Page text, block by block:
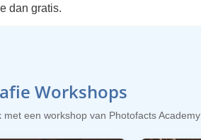
dan gratis.
Workshops
een workshop van Photofacts Academy